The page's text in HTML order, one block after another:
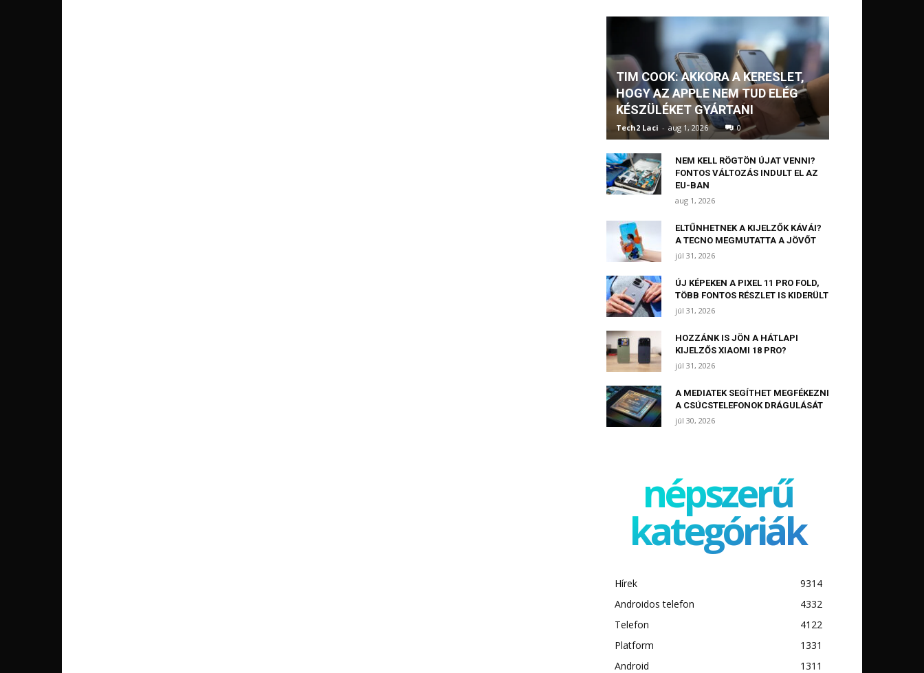
TIM COOK: AKKORA A KERESLET,
HOGY AZ APPLE NEM TUD ELÉG
KÉSZÜLÉKET GYÁRTANI
Tech2 Laci - aug 1, 2026 0
NEM KELL RÖGTÖN ÚJAT VENNI?
FONTOS VÁLTOZÁS INDULT EL AZ
EU-BAN
aug 1, 2026
ELTŰNHETNEK A KIJELZŐK KÁVÁI?
A TECNO MEGMUTATTA A JÖVŐT
júl 31, 2026
ÚJ KÉPEKEN A PIXEL 11 PRO FOLD,
TÖBB FONTOS RÉSZLET IS KIDERÜLT
júl 31, 2026
HOZZÁNK IS JÖN A HÁTLAPI
KIJELZŐS XIAOMI 18 PRO?
júl 31, 2026
A MEDIATEK SEGÍTHET MEGFÉKEZNI
A CSÚCSTELEFONOK DRÁGULÁSÁT
júl 30, 2026
népszerű
kategóriák
Hírek
9314
Androidos telefon
4332
Telefon
4122
Platform
1331
Android
1311